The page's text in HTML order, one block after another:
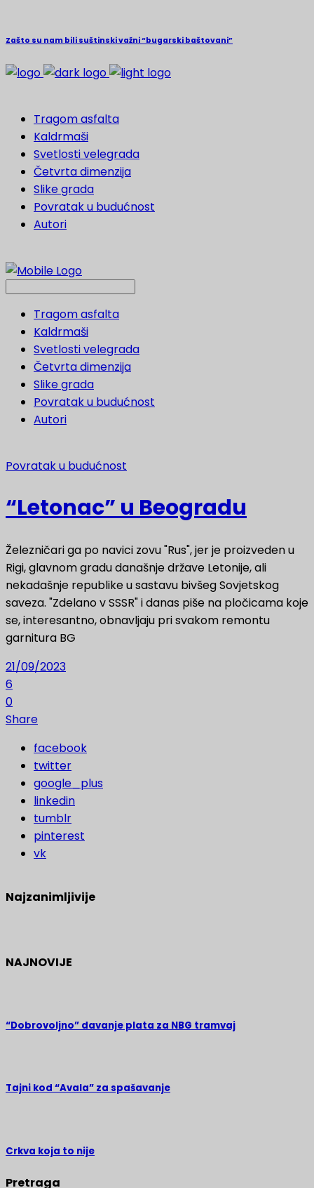
Zašto su nam bili suštinski važni “bugarski baštovani”
Tragom asfalta
Kaldrmaši
Svetlosti velegrada
Četvrta dimenzija
Slike grada
Povratak u budućnost
Autori
Tragom asfalta
Kaldrmaši
Svetlosti velegrada
Četvrta dimenzija
Slike grada
Povratak u budućnost
Autori
Povratak u budućnost
“Letonac” u Beogradu
Železničari ga po navici zovu "Rus", jer je proizveden u
Rigi, glavnom gradu današnje države Letonije, ali
nekadašnje republike u sastavu bivšeg Sovjetskog
saveza. "Zdelano v SSSR" i danas piše na pločicama koje
se, interesantno, obnavljaju pri svakom remontu
garnitura BG
21/09/2023
6
0
Share
facebook
twitter
google_plus
linkedin
tumblr
pinterest
vk
Najzanimljivije
NAJNOVIJE
“Dobrovoljno” davanje plata za NBG tramvaj
Tajni kod “Avala” za spašavanje
Crkva koja to nije
Pretraga